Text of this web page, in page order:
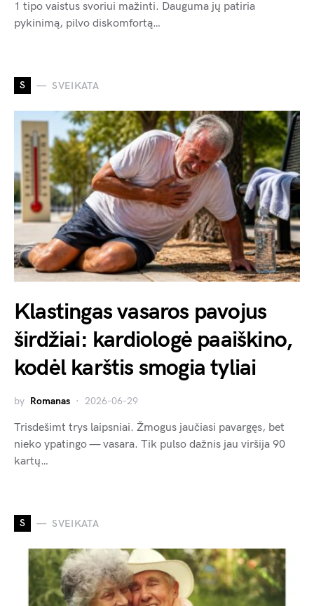
1 tipo vaistus svoriui mažinti. Dauguma jų patiria
pykinimą, pilvo diskomfortą…
S SVEIKATA
Klastingas vasaros pavojus
širdžiai: kardiologė paaiškino,
kodėl karštis smogia tyliai
by Romanas 2026-06-29
Trisdešimt trys laipsniai. Žmogus jaučiasi pavargęs, bet
nieko ypatingo — vasara. Tik pulso dažnis jau viršija 90
kartų…
S SVEIKATA